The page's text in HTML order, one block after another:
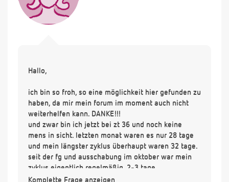
Hallo,
ich bin so froh, so eine möglichkeit hier gefunden zu
haben, da mir mein forum im moment auch nicht
weiterhelfen kann. DANKE!!!
und zwar bin ich jetzt bei zt 36 und noch keine
mens in sicht. letzten monat waren es nur 28 tage
und mein längster zyklus überhaupt waren 32 tage.
seit der fg und ausschabung im oktober war mein
zyklus eigentlich regelmäßig. 2-3 tage
schwankungen maximal. bin also seit mindestens 4
Komplette Frage anzeigen